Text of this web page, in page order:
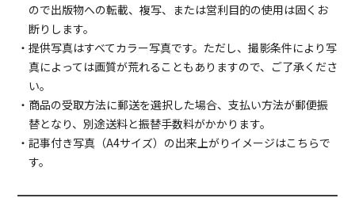
ので出版物への転載、複写、または営利目的の使用は固くお
断りします。
・提供写真はすべてカラー写真です。ただし、撮影条件により写
真によっては画質が荒れることもありますので、ご了承くださ
い。
・商品の受取方法に郵送を選択した場合、支払い方法が郵便振
替となり、別途送料と振替手数料がかかります。
・記事付き写真（A4サイズ）の出来上がりイメージはこちらで
す。